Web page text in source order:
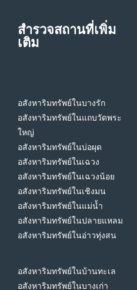
สำรวจสถานที่เพิ่ม
เติม
อสังหาริมทรัพย์ในบางรัก
อสังหาริมทรัพย์ในแถบวัดพระ
ใหญ่
อสังหาริมทรัพย์ในบ่อผุด
อสังหาริมทรัพย์ในเฉวง
อสังหาริมทรัพย์ในเฉวงน้อย
อสังหาริมทรัพย์ในเชิงมน
อสังหาริมทรัพย์ในแม่น้ำ
อสังหาริมทรัพย์ในปลายแหลม
อสังหาริมทรัพย์ในอ่าวทุ่งสน
อสังหาริมทรัพย์ในบ้านทะเล
อสังหาริมทรัพย์ในบางเก่า